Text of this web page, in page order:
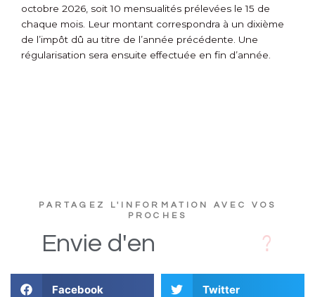
octobre 2026, soit 10 mensualités prélevées le 15 de
chaque mois. Leur montant correspondra à un dixième
de l’impôt dû au titre de l’année précédente. Une
régularisation sera ensuite effectuée en fin d’année.
PARTAGEZ L'INFORMATION AVEC VOS
PROCHES
Envie d'en
Facebook Twitter